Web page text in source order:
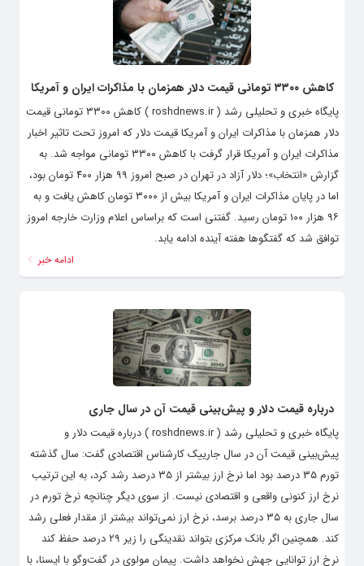
کاهش ۳۳۰۰ تومانی قیمت دلار همزمان با مذاکرات ایران و آمریکا
پایگاه خبری و تحلیلی رشد ( roshdnews.ir ) کاهش ۳۳۰۰ تومانی قیمت
دلار همزمان با مذاکرات ایران و آمریکا قیمت دلار که امروز تحت تاثیر اخبار
مذاکرات ایران و آمریکا قرار گرفت با کاهش ۳۳۰۰ تومانی مواجه شد. به
گزارش «انتخاب»؛ دلار آزاد در تهران در صبح امروز ۹۹ هزار ۴۰۰ تومان بود،
اما در پایان مذاکرات ایران و آمریکا بیش از ۳۰۰۰ تومان کاهش یافت و به
۹۶ هزار ۱۰۰ تومان رسید. گفتنی است که براساس اعلام وزارت خارجه امروز
توافق شد که گفتگوها هفته آینده ادامه یابد.
ادامه خبر
درباره قیمت دلار و پیش‌بینی قیمت آن در سال جاری
پایگاه خبری و تحلیلی رشد ( roshdnews.ir ) درباره قیمت دلار و
پیش‌بینی قیمت آن در سال جارییک کارشناس اقتصادی گفت: سال گذشته
تورم ۳۵ درصد بود اما نرخ ارز بیشتر از ۳۵ درصد رشد کرد، به این ترتیب
نرخ ارز کنونی واقعی و اقتصادی نیست. از سوی دیگر چنانچه نرخ تورم در
سال جاری به ۳۵ درصد برسد، نرخ ارز نمی‌تواند بیشتر از مقدار فعلی رشد
کند. همچنین اگر بانک مرکزی بتواند نقدینگی را زیر ۲۹ درصد حفظ کند
نرخ ارز توانایی جهش نخواهد داشت. پیمان مولوی در گفت‌وگو با ایسنا، با